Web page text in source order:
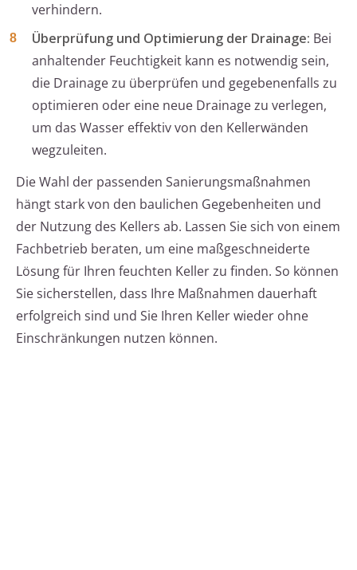
verhindern.
Überprüfung und Optimierung der Drainage: Bei
anhaltender Feuchtigkeit kann es notwendig sein,
die Drainage zu überprüfen und gegebenenfalls zu
optimieren oder eine neue Drainage zu verlegen,
um das Wasser effektiv von den Kellerwänden
wegzuleiten.
Die Wahl der passenden Sanierungsmaßnahmen
hängt stark von den baulichen Gegebenheiten und
der Nutzung des Kellers ab. Lassen Sie sich von einem
Fachbetrieb beraten, um eine maßgeschneiderte
Lösung für Ihren feuchten Keller zu finden. So können
Sie sicherstellen, dass Ihre Maßnahmen dauerhaft
erfolgreich sind und Sie Ihren Keller wieder ohne
Einschränkungen nutzen können.